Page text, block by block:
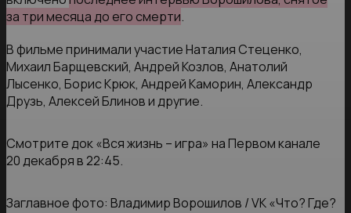
за три месяца до его смерти.
В фильме принимали участие Наталия Стеценко,
Михаил Барщевский, Андрей Козлов, Анатолий
Лысенко, Борис Крюк, Андрей Каморин, Александр
Друзь, Алексей Блинов и другие.
Смотрите док «Вся жизнь – игра» на Первом канале
20 декабря в 22:45.
Заглавное фото: Владимир Ворошилов / VK «Что? Где?